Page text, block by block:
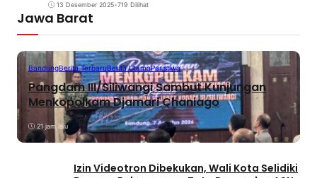
13 Desember 2025•719 Dilihat
Jawa Barat
BandungBerita TerbaruBerita UtamaPeristiwa
Pangdam III/Siliwangi Sambut Kunjungan
Menkopolkam Djamari Chaniago
21 jam lalu
Izin Videotron Dibekukan, Wali Kota Selidiki